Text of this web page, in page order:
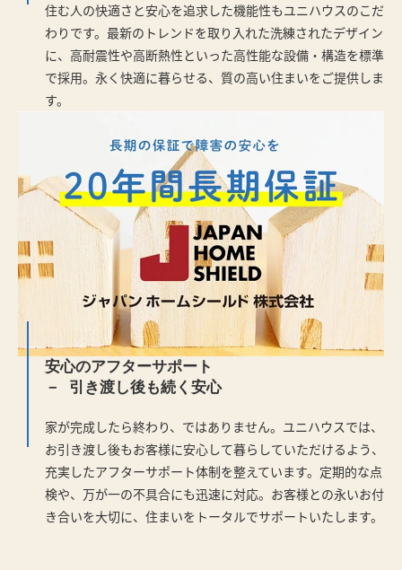
住む人の快適さと安心を追求した機能性もユニハウスのこだ
わりです。最新のトレンドを取り入れた洗練されたデザイン
に、高耐震性や高断熱性といった高性能な設備・構造を標準
で採用。永く快適に暮らせる、質の高い住まいをご提供しま
す。
安心のアフターサポート
引き渡し後も続く安心
家が完成したら終わり、ではありません。ユニハウスでは、
お引き渡し後もお客様に安心して暮らしていただけるよう、
充実したアフターサポート体制を整えています。定期的な点
検や、万が一の不具合にも迅速に対応。お客様との永いお付
き合いを大切に、住まいをトータルでサポートいたします。